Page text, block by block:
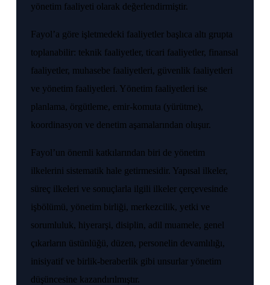
yönetim faaliyeti olarak değerlendirmiştir.
Fayol’a göre işletmedeki faaliyetler başlıca altı grupta
toplanabilir: teknik faaliyetler, ticari faaliyetler, finansal
faaliyetler, muhasebe faaliyetleri, güvenlik faaliyetleri
ve yönetim faaliyetleri. Yönetim faaliyetleri ise
planlama, örgütleme, emir-komuta (yürütme),
koordinasyon ve denetim aşamalarından oluşur.
Fayol’un önemli katkılarından biri de yönetim
ilkelerini sistematik hale getirmesidir. Yapısal ilkeler,
süreç ilkeleri ve sonuçlarla ilgili ilkeler çerçevesinde
işbölümü, yönetim birliği, merkezcilik, yetki ve
sorumluluk, hiyerarşi, disiplin, adil muamele, genel
çıkarların üstünlüğü, düzen, personelin devamlılığı,
inisiyatif ve birlik-beraberlik gibi unsurlar yönetim
düşüncesine kazandırılmıştır.